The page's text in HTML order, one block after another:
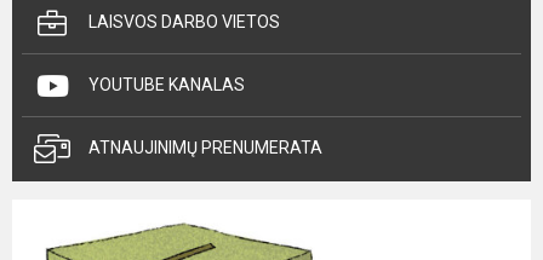
LAISVOS DARBO VIETOS
YOUTUBE KANALAS
ATNAUJINIMŲ PRENUMERATA